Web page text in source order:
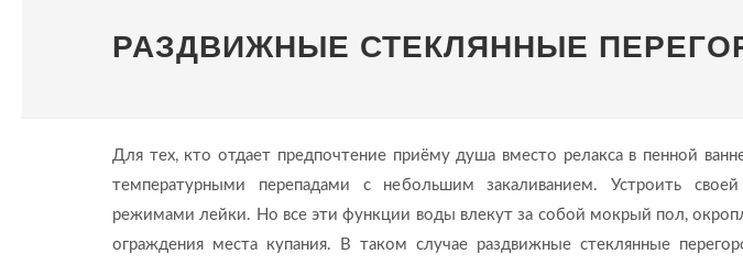
РАЗДВИЖНЫЕ СТЕКЛЯННЫЕ
Для тех, кто отдает предпочтение приёму душа вместо релакса в пенной
температурными перепадами с небольшим закаливанием. Устроить
режимами лейки. Но все эти функции воды влекут за собой мокрый пол,
ограждения места купания. В таком случае раздвижные стеклянные